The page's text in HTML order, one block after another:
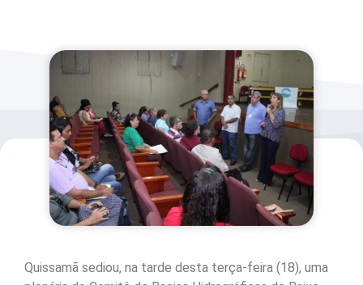
Quissamã sediou, na tarde desta terça-feira (18), uma